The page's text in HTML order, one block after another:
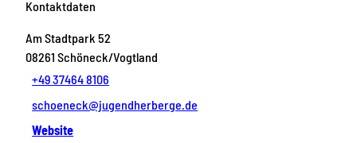
Kontaktdaten
Am Stadtpark 52
08261 Schöneck/Vogtland
+49 37464 8106
schoeneck@jugendherberge.de
Website